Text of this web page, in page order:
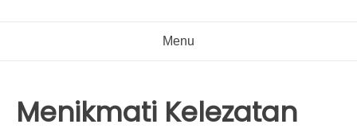
Menu
Menikmati Kelezatan